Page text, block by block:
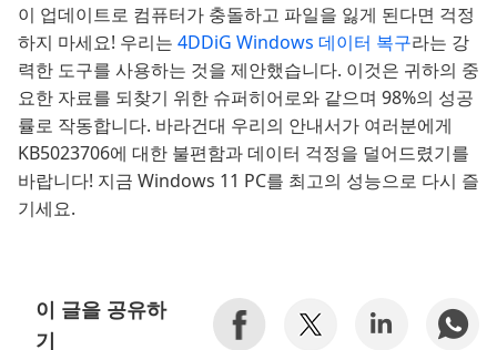
이 업데이트로 컴퓨터가 충돌하고 파일을 잃게 된다면 걱정
하지 마세요! 우리는 4DDiG Windows 데이터 복구라는 강
력한 도구를 사용하는 것을 제안했습니다. 이것은 귀하의 중
요한 자료를 되찾기 위한 슈퍼히어로와 같으며 98%의 성공
률로 작동합니다. 바라건대 우리의 안내서가 여러분에게
KB5023706에 대한 불편함과 데이터 걱정을 덜어드렸기를
바랍니다! 지금 Windows 11 PC를 최고의 성능으로 다시 즐
기세요.
이 글을 공유하
기